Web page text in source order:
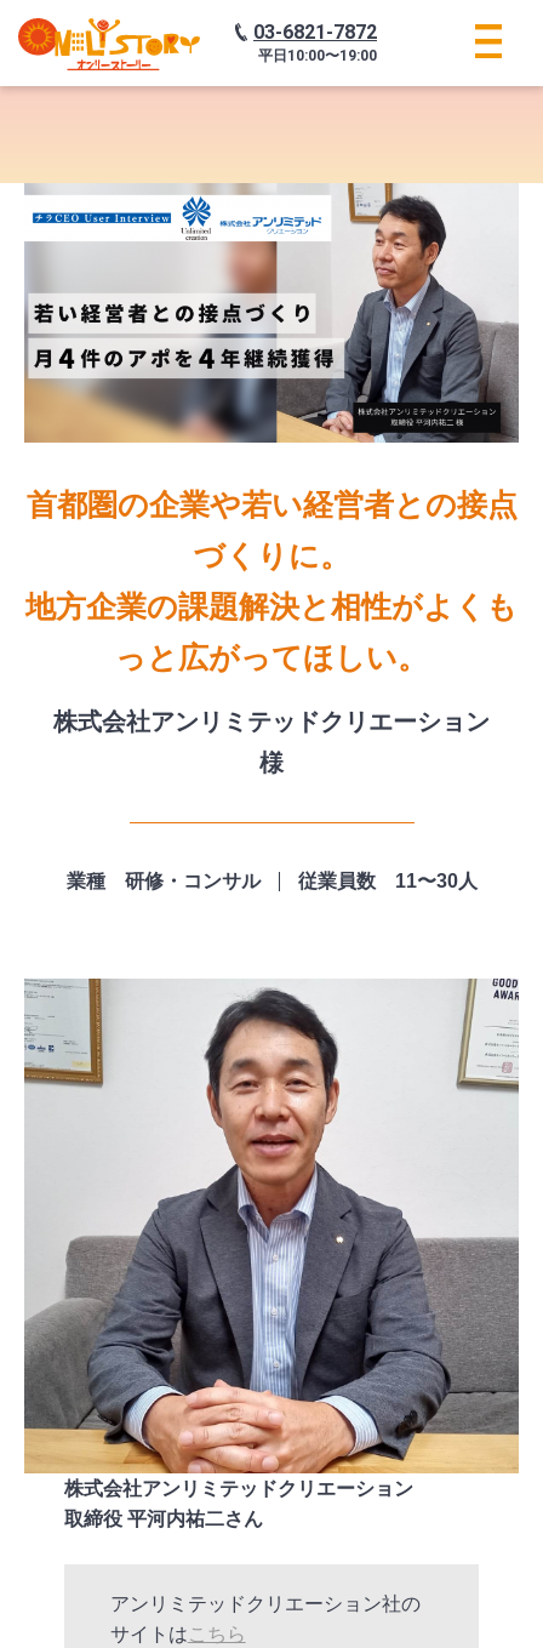
03-6821-7872
平日 10:00〜19:00
首都圏の企業や若い経営者との接点
づくりに。
地方企業の課題解決と相性がよくも
っと広がってほしい。
株式会社アンリミテッドクリエーション
様
業種 研修・コンサル 従業員数 11〜30人
株式会社アンリミテッドクリエーション
取締役 平河内祐二さん
アンリミテッドクリエーション社の
サイトはこちら